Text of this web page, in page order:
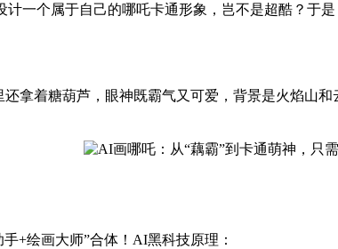
一个属于自己的哪吒卡通形象，岂不是超酷？于
拿着糖葫芦，眼神既霸气又可爱，背景是火焰山和
+绘画大师”合体！AI黑科技原理：